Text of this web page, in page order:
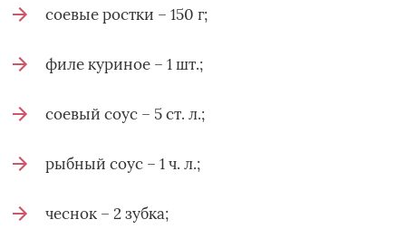
соевые ростки – 150 г;
филе куриное – 1 шт.;
соевый соус – 5 ст. л.;
рыбный соус – 1 ч. л.;
чеснок – 2 зубка;